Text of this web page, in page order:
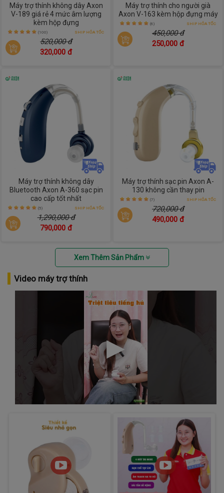
Máy trợ thính không dây Axon
V-189 giá rẻ 4 mức âm lượng
kèm hộp đựng
(100) SHIP HỎA TỐC
520,000 đ
320,000 đ
Máy trợ thính cho người già
Axon V-163 kèm hộp đựng máy
(6) SHIP HỎA TỐC
450,000 đ
250,000 đ
Máy trợ thính không dây
Bluetooth Axon A-360 sạc pin
cao cấp tốt nhất
(5) SHIP HỎA TỐC
1,290,000 đ
790,000 đ
Máy trợ thính sạc pin Axon A-
130 không cần thay pin
(7) SHIP HỎA TỐC
720,000 đ
490,000 đ
Xem Thêm Sản Phẩm
Video máy trợ thính